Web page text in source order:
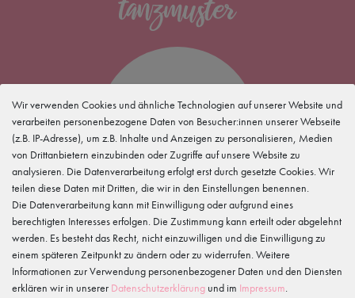
5 %
für Deine
Newsletteranmeldung
Wir verwenden Cookies und ähnliche Technologien auf unserer Website und
verarbeiten personenbezogene Daten von Besucher:innen unserer Webseite
(z.B. IP-Adresse), um z.B. Inhalte und Anzeigen zu personalisieren, Medien
von Drittanbietern einzubinden oder Zugriffe auf unsere Website zu
analysieren. Die Datenverarbeitung erfolgt erst durch gesetzte Cookies. Wir
teilen diese Daten mit Dritten, die wir in den Einstellungen benennen.
Die Datenverarbeitung kann mit Einwilligung oder aufgrund eines
berechtigten Interesses erfolgen. Die Zustimmung kann erteilt oder abgelehnt
werden. Es besteht das Recht, nicht einzuwilligen und die Einwilligung zu
einem späteren Zeitpunkt zu ändern oder zu widerrufen. Weitere
Informationen zur Verwendung personenbezogener Daten und den Diensten
erklären wir in unserer Daten­schutz­erklärung und im Impressum.